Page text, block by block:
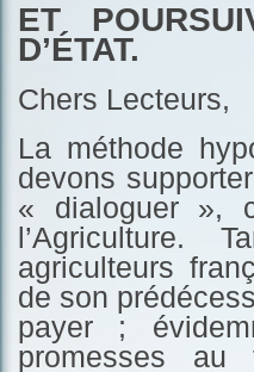
ET
D’ÉTAT.
Chers Lecteurs,
La méthode
devons
« dialoguer »,
l’Agriculture.
agriculteurs
de son
payer ;
promesses